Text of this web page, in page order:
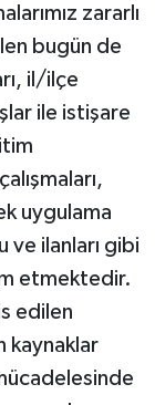
zararlı
bugün de
il/ilçe
ile istişare
uygulama
ilanları gibi
etmektedir.
edilen
kaynaklar